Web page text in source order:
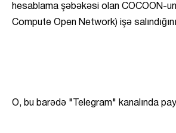
hesablama şəbəkəsi olan COCOON-
Compute Open Network) işə
O, bu barədə "Telegram" kanalında